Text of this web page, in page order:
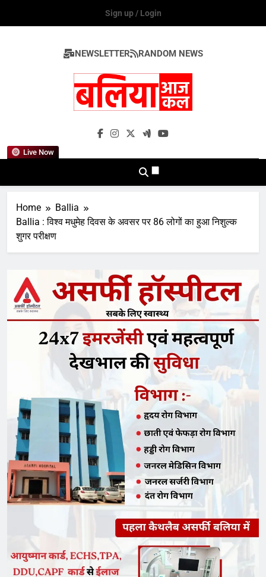
Sign up / Login
NEWSLETTER RANDOM NEWS
Live Now
Ballia Aaj Kal
Home
Ballia
Ballia : विश्व मधुमेह दिवस के अवसर पर 86 लोगों का हुआ निशुल्क
शुगर परीक्षण